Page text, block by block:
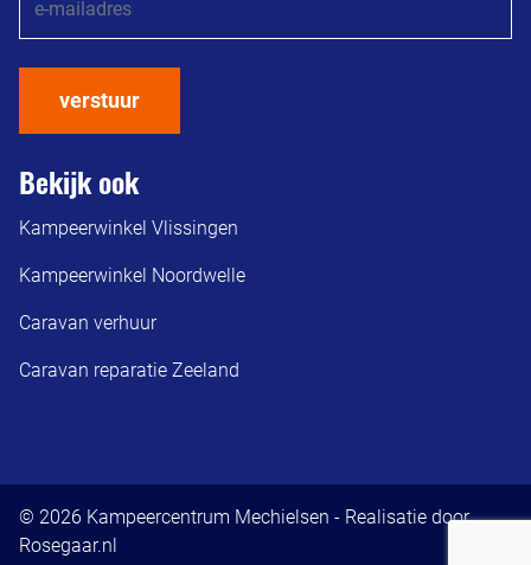
verstuur
Bekijk ook
Kampeerwinkel Vlissingen
Kampeerwinkel Noordwelle
Caravan verhuur
Caravan reparatie Zeeland
© 2026 Kampeercentrum Mechielsen - Realisatie door
Rosegaar.nl